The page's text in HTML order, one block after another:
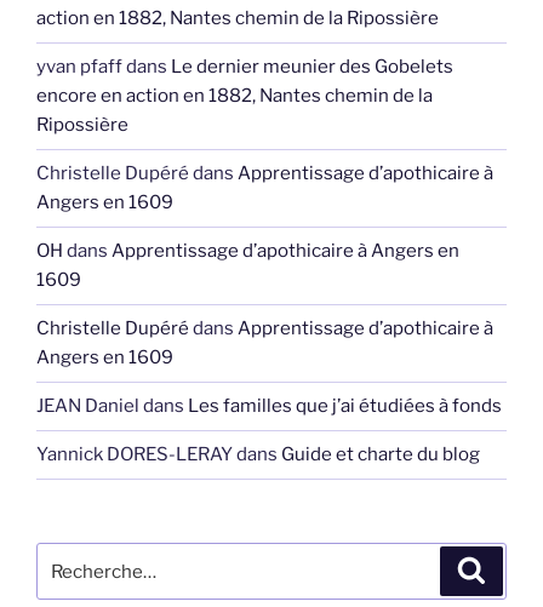
action en 1882, Nantes chemin de la Ripossière
yvan pfaffdans Le dernier meunier des Gobelets
encore en action en 1882, Nantes chemin de la
Ripossière
Christelle Dupéré dans Apprentissage d’apothicaire à
Angers en 1609
OH dans Apprentissage d’apothicaire à Angers en
1609
Christelle Dupéré dans Apprentissage d’apothicaire à
Angers en 1609
JEAN Daniel dans Les familles que j’ai étudiées à fonds
Yannick DORES-LERAYdans Guide et charte du blog
pour